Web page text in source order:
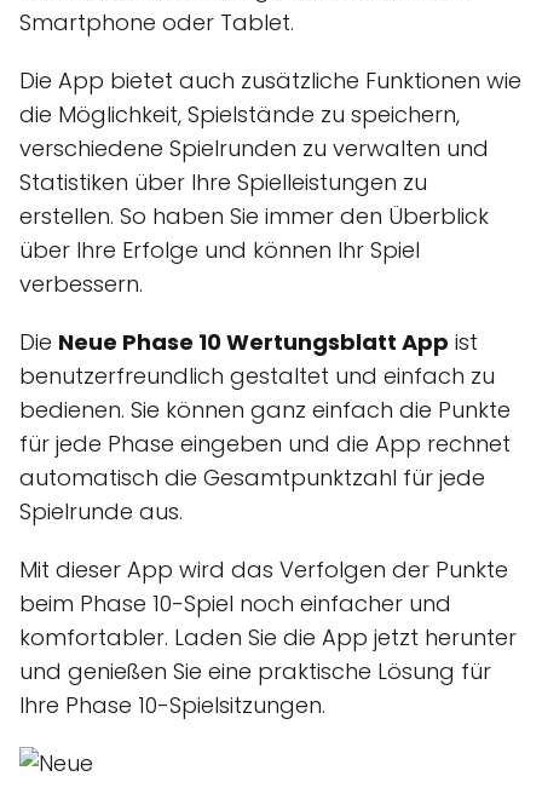
Smartphone oder Tablet.
Die App bietet auch zusätzliche Funktionen wie
die Möglichkeit, Spielstände zu speichern,
verschiedene Spielrunden zu verwalten und
Statistiken über Ihre Spielleistungen zu
erstellen. So haben Sie immer den Überblick
über Ihre Erfolge und können Ihr Spiel
verbessern.
Die Neue Phase 10 Wertungsblatt App ist
benutzerfreundlich gestaltet und einfach zu
bedienen. Sie können ganz einfach die Punkte
für jede Phase eingeben und die App rechnet
automatisch die Gesamtpunktzahl für jede
Spielrunde aus.
Mit dieser App wird das Verfolgen der Punkte
beim Phase 10-Spiel noch einfacher und
komfortabler. Laden Sie die App jetzt herunter
und genießen Sie eine praktische Lösung für
Ihre Phase 10-Spielsitzungen.